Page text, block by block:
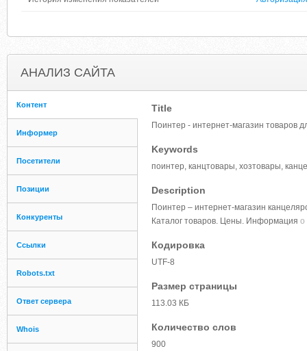
АНАЛИЗ САЙТА
Контент
Информер
Посетители
Позиции
Конкуренты
Ссылки
Robots.txt
Ответ сервера
Whois
Title
Поинтер - интернет-магазин товаров
Keywords
поинтер, канцтовары, хозтовары,
Description
Поинтер – интернет-магазин
Каталог товаров. Цены. Информация о
Кодировка
UTF-8
Размер страницы
113.03 КБ
Количество слов
900